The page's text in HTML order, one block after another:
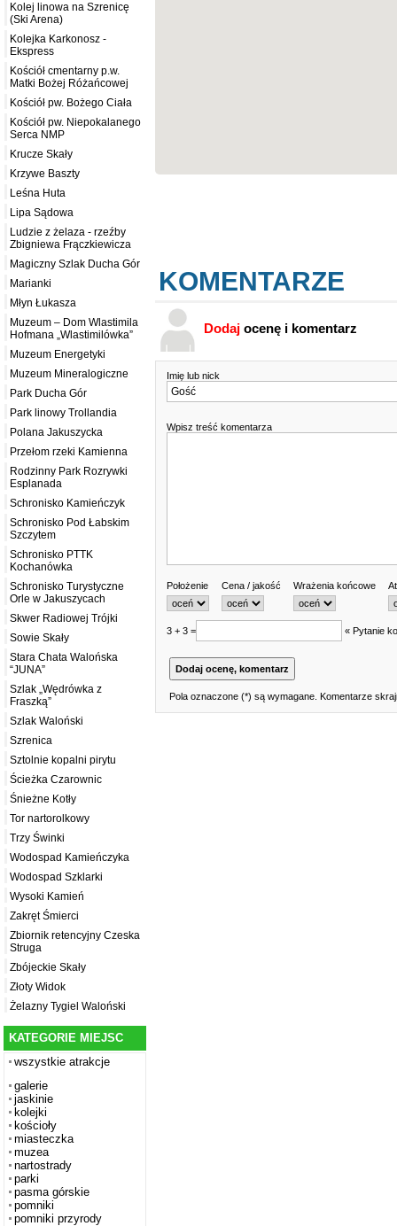
Kolej linowa na Szrenicę
(Ski Arena)
Kolejka Karkonosz -
Ekspress
Kościół cmentarny p.w.
Matki Bożej Różańcowej
Kościół pw. Bożego Ciała
Kościół pw. Niepokalanego
Serca NMP
Krucze Skały
Krzywe Baszty
Leśna Huta
Lipa Sądowa
Ludzie z żelaza - rzeźby
Zbigniewa Frączkiewicza
Magiczny Szlak Ducha Gór
Marianki
Młyn Łukasza
Muzeum – Dom Wlastimila
Hofmana „Wlastimilówka”
Muzeum Energetyki
Muzeum Mineralogiczne
Park Ducha Gór
Park linowy Trollandia
Polana Jakuszycka
Przełom rzeki Kamienna
Rodzinny Park Rozrywki
Esplanada
Schronisko Kamieńczyk
Schronisko Pod Łabskim
Szczytem
Schronisko PTTK
Kochanówka
Schronisko Turystyczne
Orle w Jakuszycach
Skwer Radiowej Trójki
Sowie Skały
Stara Chata Walońska
“JUNA”
Szlak „Wędrówka z
Fraszką”
Szlak Waloński
Szrenica
Sztolnie kopalni pirytu
Ścieżka Czarownic
Śnieżne Kotły
Tor nartorolkowy
Trzy Świnki
Wodospad Kamieńczyka
Wodospad Szklarki
Wysoki Kamień
Zakręt Śmierci
Zbiornik retencyjny Czeska
Struga
Zbójeckie Skały
Złoty Widok
Żelazny Tygiel Waloński
KATEGORIE MIEJSC
wszystkie atrakcje
galerie
jaskinie
kolejki
kościoły
miasteczka
muzea
nartostrady
parki
pasma górskie
pomniki
pomniki przyrody
KOMENTARZE
Dodaj ocenę i komentarz
Imię lub nick
Wpisz treść komentarza
Położenie Cena / jakość Wrażenia końcowe
3 + 3 = « Pytanie
Pola oznaczone (*) są wymagane. Komentarze